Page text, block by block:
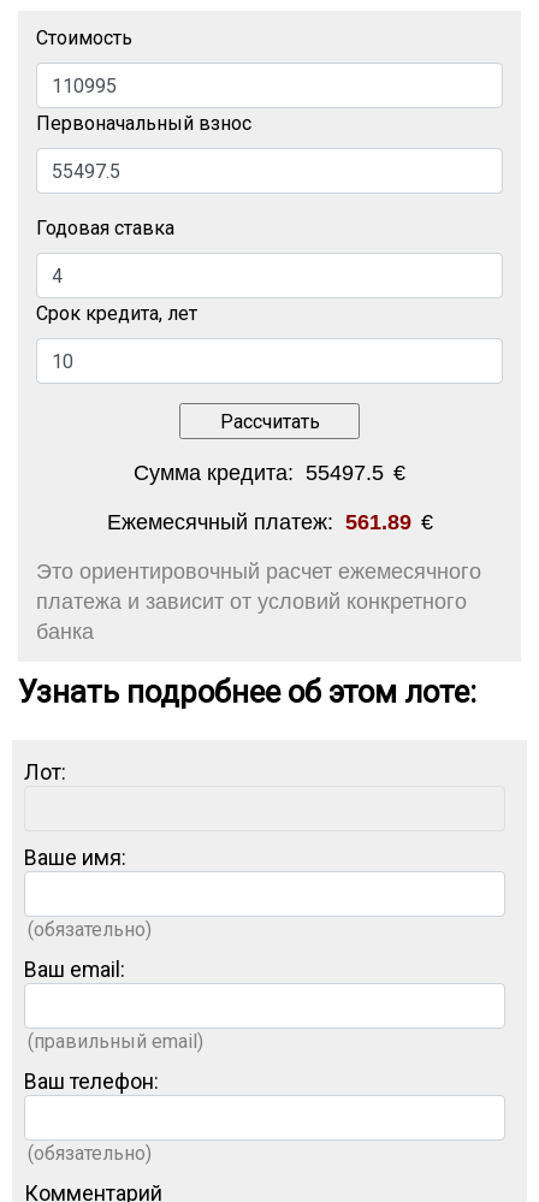
Стоимость
Первоначальный взнос
Годовая ставка
Срок кредита, лет
Сумма кредита: 55497.5 €
Ежемесячный платеж: 561.89 €
Это ориентировочный расчет ежемесячного
платежа и зависит от условий конкретного
банка
Узнать подробнее об этом лоте:
Лот:
Ваше имя:
(обязательно)
Ваш email:
(правильный email)
Ваш телефон:
(обязательно)
Комментарий